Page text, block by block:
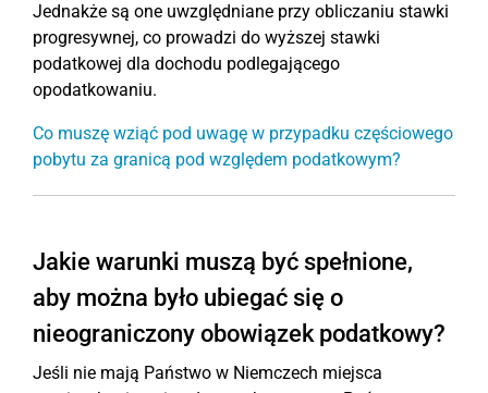
Jednakże są one uwzględniane przy obliczaniu stawki
progresywnej, co prowadzi do wyższej stawki
podatkowej dla dochodu podlegającego
opodatkowaniu.
Co muszę wziąć pod uwagę w przypadku częściowego
pobytu za granicą pod względem podatkowym?
Jakie warunki muszą być spełnione,
aby można było ubiegać się o
nieograniczony obowiązek podatkowy?
Jeśli nie mają Państwo w Niemczech miejsca